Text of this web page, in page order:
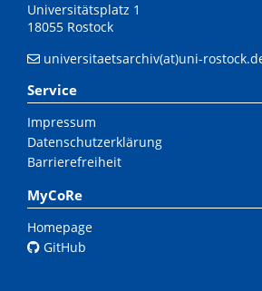
Universitätsplatz 1
18055 Rostock
universitaetsarchiv(at)uni-
Service
Impressum
Datenschutzerklärung
Barrierefreiheit
MyCoRe
Homepage
GitHub